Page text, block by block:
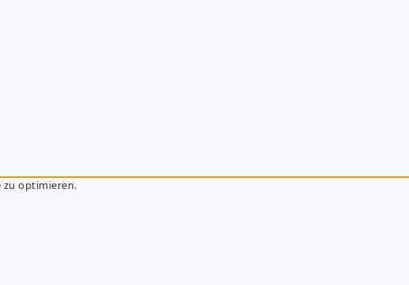
zu optimieren.